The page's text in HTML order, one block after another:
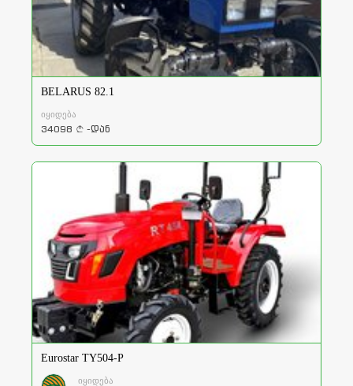
BELARUS 82.1
იყიდება
34098 a -დან
Eurostar TY504-P
იყიდება